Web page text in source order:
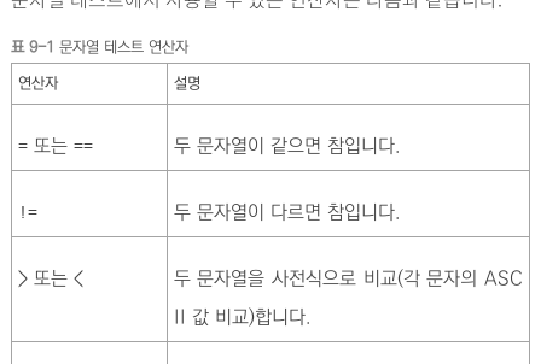
표 9-1 문자열 테스트 연산자
연산자 설명
=또는 == 두 문자열이 같으면 참입니다.
!= 두 문자열이 다르면 참입니다.
>또는 <
두 문자열을 사전식으로 비교(각 문자의 ASC
II 값 비교)합니다.